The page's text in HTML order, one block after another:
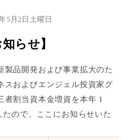
5月2日土曜日
らせ】
製品開発および事業拡大のた
スおよびエンジェル投資家グ
者割当資本金増資を本年 1
ので、ここにお知らせいた